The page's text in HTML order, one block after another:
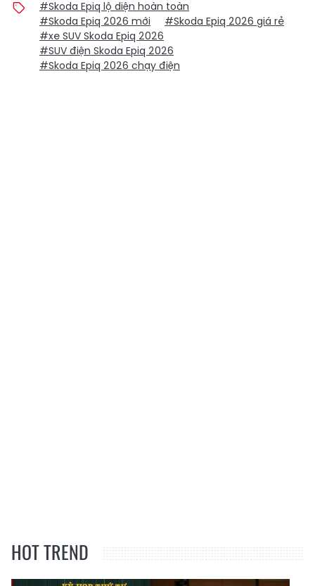
#Skoda Epiq lộ diện hoàn toàn
#Skoda Epiq 2026 mới
#Skoda Epiq 2026 giá rẻ
#xe SUV Skoda Epiq 2026
#SUV điện Skoda Epiq 2026
#Skoda Epiq 2026 chạy điện
HOT TREND